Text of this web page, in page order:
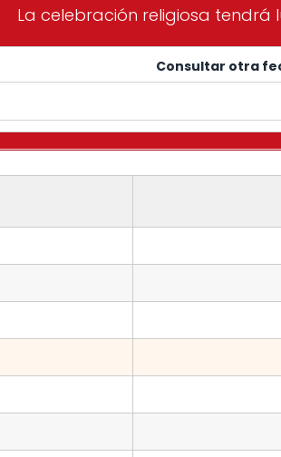
La celebración religiosa tendrá
Consultar otra